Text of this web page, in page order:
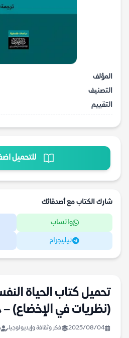
المؤلف
التصنيف
التقييم
للتحميل
شارك الكتاب مع أصدقائك
واتساب
تيليجرام
تحميل كتاب الحياة
(نظريات في الإخضاع) –
2025/08/04 فكر وثقافة وإيديولوجيا